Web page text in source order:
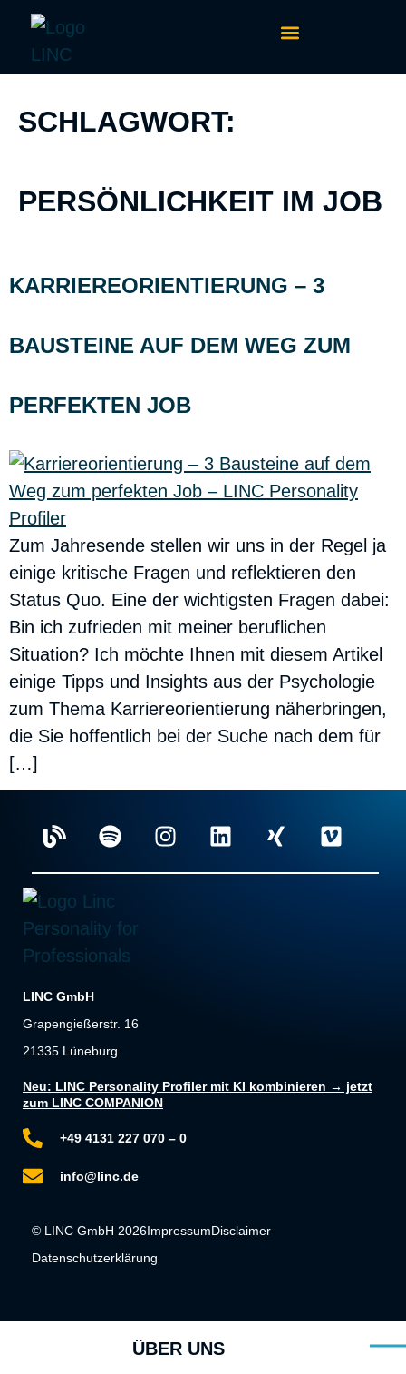
SCHLAGWORT:
PERSÖNLICHKEIT IM JOB
KARRIEREORIENTIERUNG – 3
BAUSTEINE AUF DEM WEG ZUM
PERFEKTEN JOB
Zum Jahresende stellen wir uns in der Regel ja
einige kritische Fragen und reflektieren den
Status Quo. Eine der wichtigsten Fragen dabei:
Bin ich zufrieden mit meiner beruflichen
Situation? Ich möchte Ihnen mit diesem Artikel
einige Tipps und Insights aus der Psychologie
zum Thema Karriereorientierung näherbringen,
die Sie hoffentlich bei der Suche nach dem für
[…]
LINC GmbH
Grapengießerstr. 16
21335 Lüneburg
Neu: LINC Personality Profiler mit KI kombinieren → jetzt
zum LINC COMPANION
+49 4131 227 070 – 0
info@linc.de
© LINC GmbH 2026ImpressumDisclaimer
Datenschutzerklärung
ÜBER UNS